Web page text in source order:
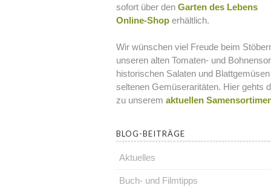
sofort über den Garten des Lebens
Online-Shop erhältlich.
Wir wünschen viel Freude beim
unseren alten Tomaten- und
historischen Salaten und
seltenen Gemüseraritäten. Hier gehts
zu unserem aktuellen
BLOG-BEITRÄGE
Aktuelles
Buch- und Filmtipps